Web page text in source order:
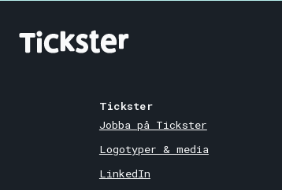
Tickster
Jobba på Tickster
Logotyper & media
LinkedIn